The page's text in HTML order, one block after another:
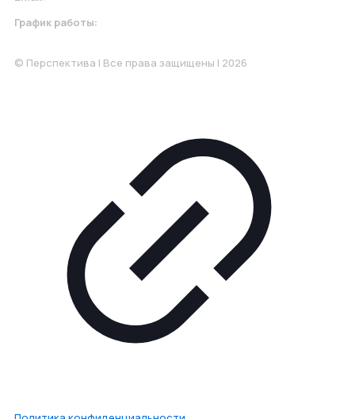
График работы:
© Перспектива | Все права защищены | 2026